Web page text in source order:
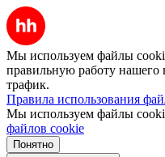
Мы используем файлы
правильную работу нашего
трафик.
Правила использования
Мы используем файлы
файлов cookie
Понятно